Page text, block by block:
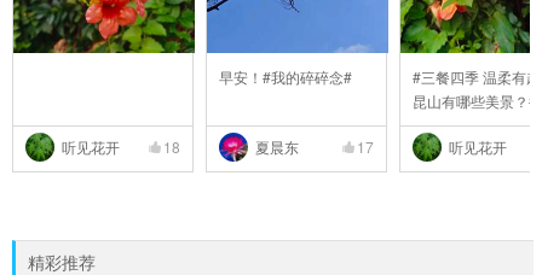
听见花开 18
早安！#我的碎碎念#
夏晨东 17
#三餐四季 温柔有
昆山有哪些美景？#
听见花开
精彩推荐